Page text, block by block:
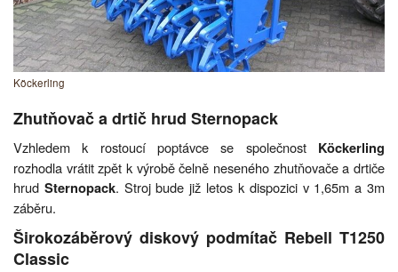
Köckerling
Zhutňovač a drtič hrud Sternopack
Vzhledem k rostoucí poptávce se společnost Köckerling
rozhodla vrátit zpět k výrobě čelně neseného zhutňovače a drtiče
hrud Sternopack. Stroj bude již letos k dispozici v 1,65m a 3m
záběru.
Širokozáběrový diskový podmítač Rebell T1250
Classic